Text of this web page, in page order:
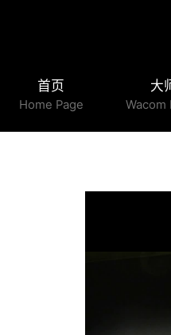
首页
Home Page
大
Wacom